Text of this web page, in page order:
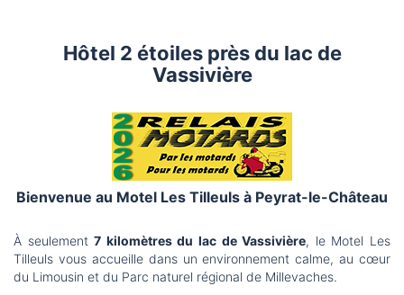
Hôtel 2 étoiles près du lac de
Vassivière
Bienvenue au Motel Les Tilleuls à Peyrat-le-Château
À seulement7 kilomètres du lac de Vassivière, le Motel Les
Tilleuls vous accueille dans un environnement calme, au cœur
du Limousin et du Parc naturel régional de Millevaches.